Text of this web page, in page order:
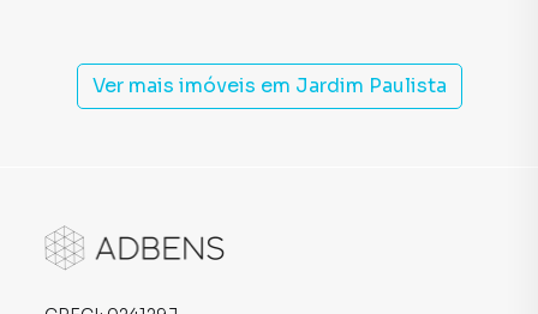
Ver mais imóveis em Jardim Paulista